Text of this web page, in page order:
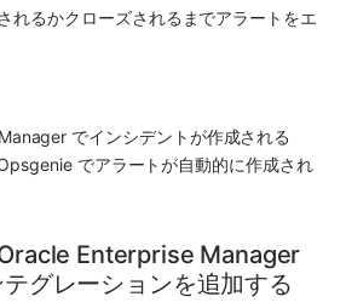
れるかクローズされるまでアラートをエ
でインシデントが作成される
でアラートが自動的に作成され
Enterprise Manager
グレーションを追加する